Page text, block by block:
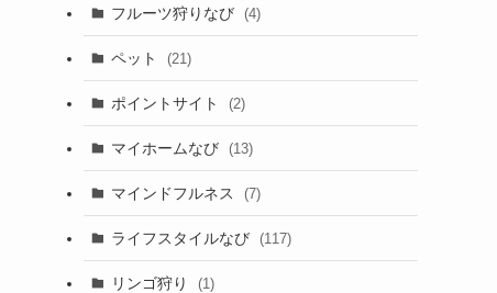
フルーツ狩りなび (4)
ペット (21)
ポイントサイト (2)
マイホームなび (13)
マインドフルネス (7)
ライフスタイルなび (117)
リンゴ狩り (1)